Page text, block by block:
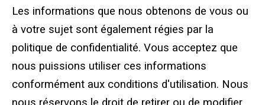
Les informations que nous obtenons de vous ou
à votre sujet sont également régies par la
politique de confidentialité. Vous acceptez que
nous puissions utiliser ces informations
conformément aux conditions d'utilisation. Nous
nous réservons le droit de retirer ou de modifier